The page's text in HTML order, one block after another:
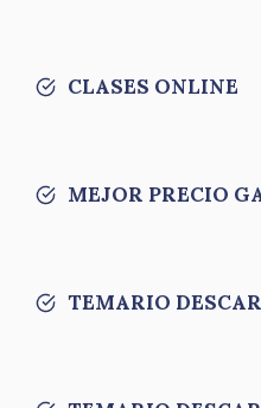
CLASES ONLINE
MEJOR PRECIO
TEMARIO